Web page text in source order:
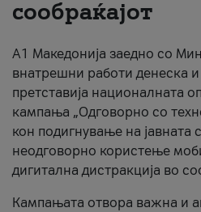
сообраќајот
A1 Македонија заедно со
внатрешни работи денеска и
претставија националната
кампања „Одговорно со
кон подигнување на јавната
неодговорно користење
дигитална дистракција во
Кампањата отвора важна и